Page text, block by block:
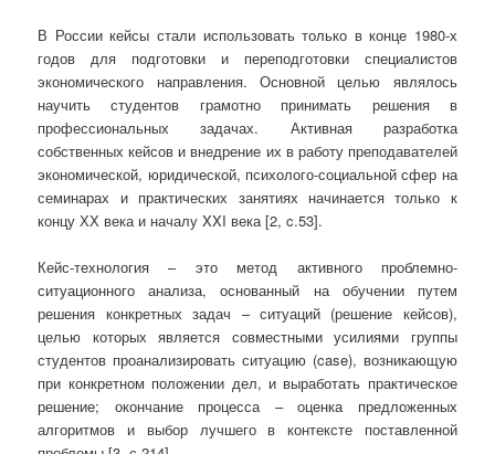
В России кейсы стали использовать только в конце 1980-х
годов для подготовки и переподготовки специалистов
экономического направления. Основной целью являлось
научить студентов грамотно принимать решения в
профессиональных задачах. Активная разработка
собственных кейсов и внедрение их в работу преподавателей
экономической, юридической, психолого-социальной сфер на
семинарах и практических занятиях начинается только к
концу ХХ века и началу XXI века [2, c.53].
Кейс-технология – это метод активного проблемно-
ситуационного анализа, основанный на обучении путем
решения конкретных задач – ситуаций (решение кейсов),
целью которых является совместными усилиями группы
студентов проанализировать ситуацию (case), возникающую
при конкретном положении дел, и выработать практическое
решение; окончание процесса – оценка предложенных
алгоритмов и выбор лучшего в контексте поставленной